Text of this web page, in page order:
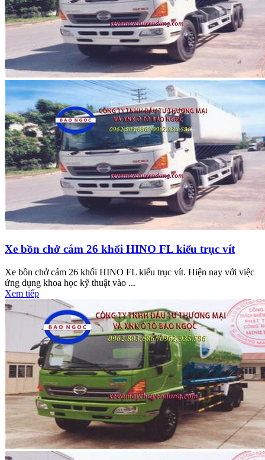
Xe bồn chở cám 26 khối HINO FL kiểu trục vít
Xe bồn chở cám 26 khối HINO FL kiểu trục vít. Hiện nay với việc
ứng dụng khoa học kỹ thuật vào ...
Xem tiếp